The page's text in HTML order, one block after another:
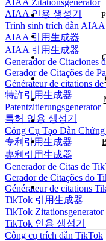
AIAA Zitationsgenerator
AIAA 인용 생성기
Trình sinh trích dẫn AIAA
AIAA 引用生成器
AIAA 引用生成器
Generador de Citaciones
Gerador de Citações de
Générateur de citations de
特許引用生成器
Patentzitierungsgenerator
특허 인용 생성기
Công Cụ Tạo Dẫn
专利引用生成器
專利引用生成器
Generador de Citas de
Gerador de Citações do
Générateur de citations
TikTok 引用生成器
TikTok Zitationsgenerator
TikTok 인용 생성기
Công cụ trích dẫn TikTok